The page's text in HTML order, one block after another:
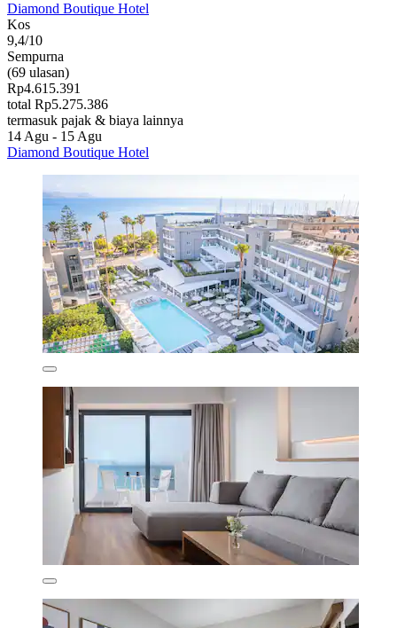
Diamond Boutique Hotel
Kos
9,4/10
Sempurna
(69 ulasan)
Rp4.615.391
total Rp5.275.386
termasuk pajak & biaya lainnya
14 Agu - 15 Agu
Diamond Boutique Hotel